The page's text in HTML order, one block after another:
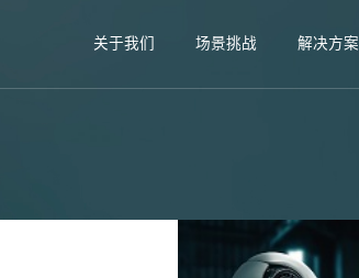
关于我们 场景挑战 解决方案